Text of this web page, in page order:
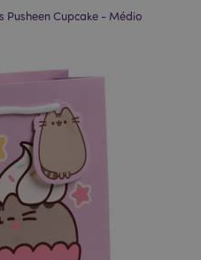
Pusheen Cupcake - Médio